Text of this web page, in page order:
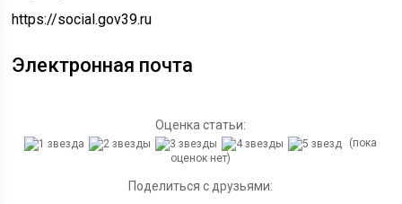
https://social.gov39.ru
Электронная почта
Оценка статьи:
(пока
оценок нет)
Поделиться с друзьями: